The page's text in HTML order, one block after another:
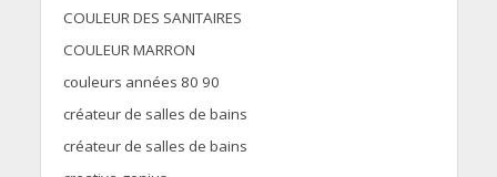
COULEUR DES SANITAIRES
COULEUR MARRON
couleurs années 80 90
créateur de salles de bains
créateur de salles de bains